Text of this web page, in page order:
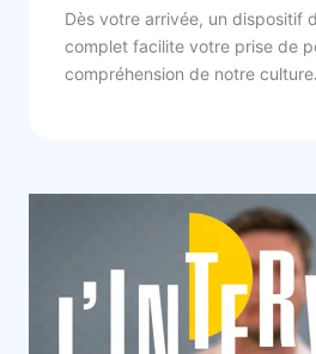
Dès votre arrivée, un dispositif
complet facilite votre prise de
compréhension de notre culture.